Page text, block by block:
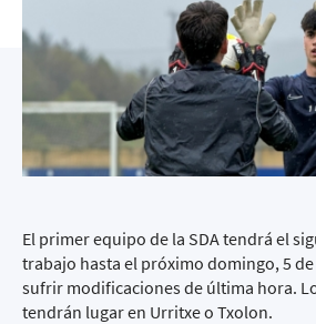
El primer equipo de la SDA tendrá el
trabajo hasta el próximo domingo, 5
sufrir modificaciones de última hora.
tendrán lugar en Urritxe o Txolon.